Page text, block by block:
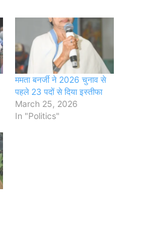
ममता बनर्जी ने 2026 चुनाव से
पहले 23 पदों से दिया इस्तीफा
March 25, 2026
In "Politics"